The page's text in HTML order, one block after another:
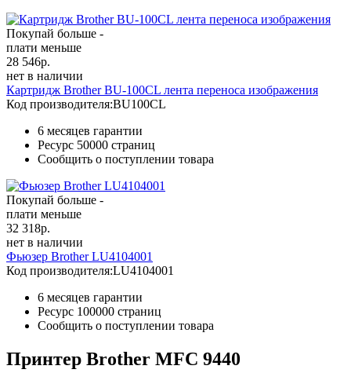
Покупай больше -
плати меньше
28 546р.
нет в наличии
Картридж Brother BU-100CL лента переноса изображения
Код производителя:BU100CL
6 месяцев гарантии
Ресурс 50000 страниц
Сообщить о поступлении товара
Покупай больше -
плати меньше
32 318р.
нет в наличии
Фьюзер Brother LU4104001
Код производителя:LU4104001
6 месяцев гарантии
Ресурс 100000 страниц
Сообщить о поступлении товара
Принтер Brother MFC 9440